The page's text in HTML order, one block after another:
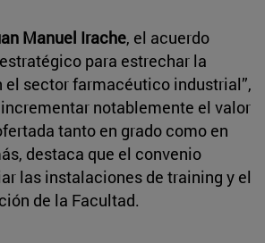
Manuel Irache, el acuerdo
para estrechar la
el sector farmacéutico industrial”,
notablemente el valor
tanto en grado como en
destaca que el convenio
las instalaciones de training y el
de la Facultad.